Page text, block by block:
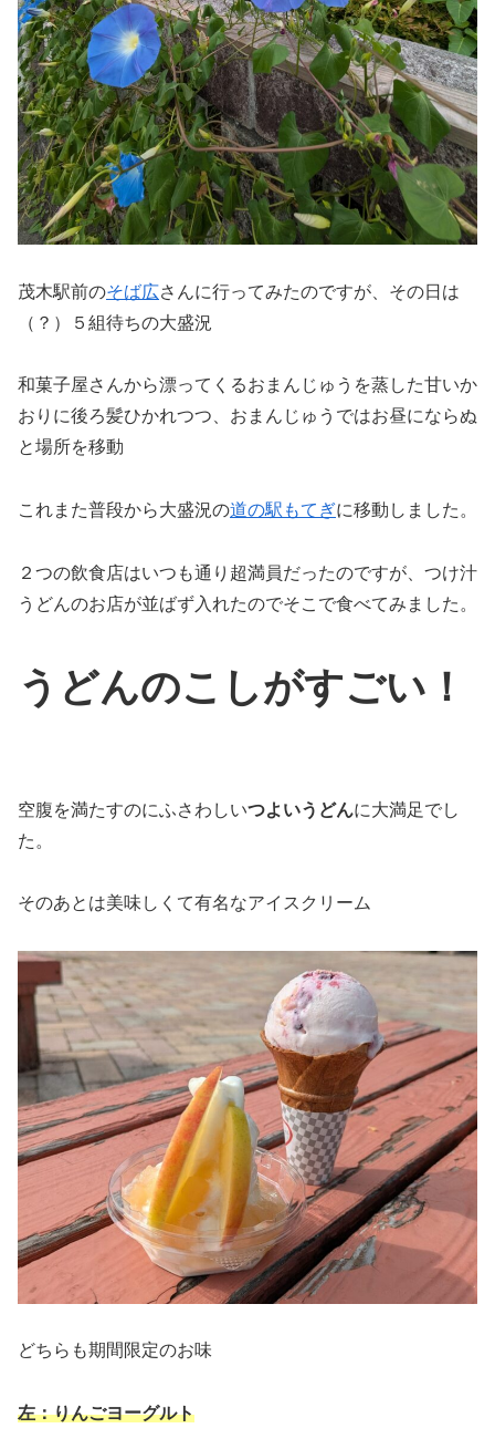
茂木駅前のそば広さんに行ってみたのですが、その日は
（？）５組待ちの大盛況
和菓子屋さんから漂ってくるおまんじゅうを蒸した甘いか
おりに後ろ髪ひかれつつ、おまんじゅうではお昼にならぬ
と場所を移動
これまた普段から大盛況の道の駅もてぎに移動しました。
２つの飲食店はいつも通り超満員だったのですが、つけ汁
うどんのお店が並ばず入れたのでそこで食べてみました。
うどんのこしがすごい！
空腹を満たすのにふさわしいつよいうどんに大満足でし
た。
そのあとは美味しくて有名なアイスクリーム
どちらも期間限定のお味
左：りんごヨーグルト